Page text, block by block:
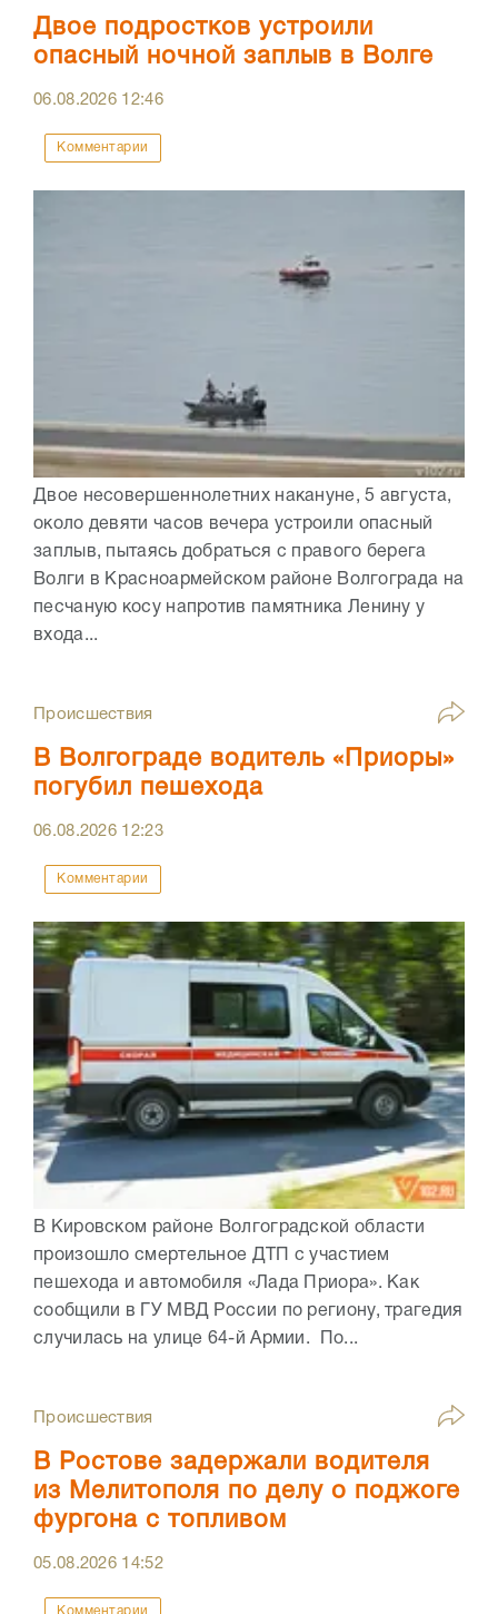
Двое подростков устроили
опасный ночной заплыв в Волге
06.08.2026 12:46
Комментарии
Двое несовершеннолетних накануне, 5 августа,
около девяти часов вечера устроили опасный
заплыв, пытаясь добраться с правого берега
Волги в Красноармейском районе Волгограда на
песчаную косу напротив памятника Ленину у
входа...
Происшествия
В Волгограде водитель «Приоры»
погубил пешехода
06.08.2026 12:23
Комментарии
В Кировском районе Волгоградской области
произошло смертельное ДТП с участием
пешехода и автомобиля «Лада Приора». Как
сообщили в ГУ МВД России по региону, трагедия
случилась на улице 64-й Армии. По...
Происшествия
В Ростове задержали водителя
из Мелитополя по делу о поджоге
фургона с топливом
05.08.2026 14:52
Комментарии